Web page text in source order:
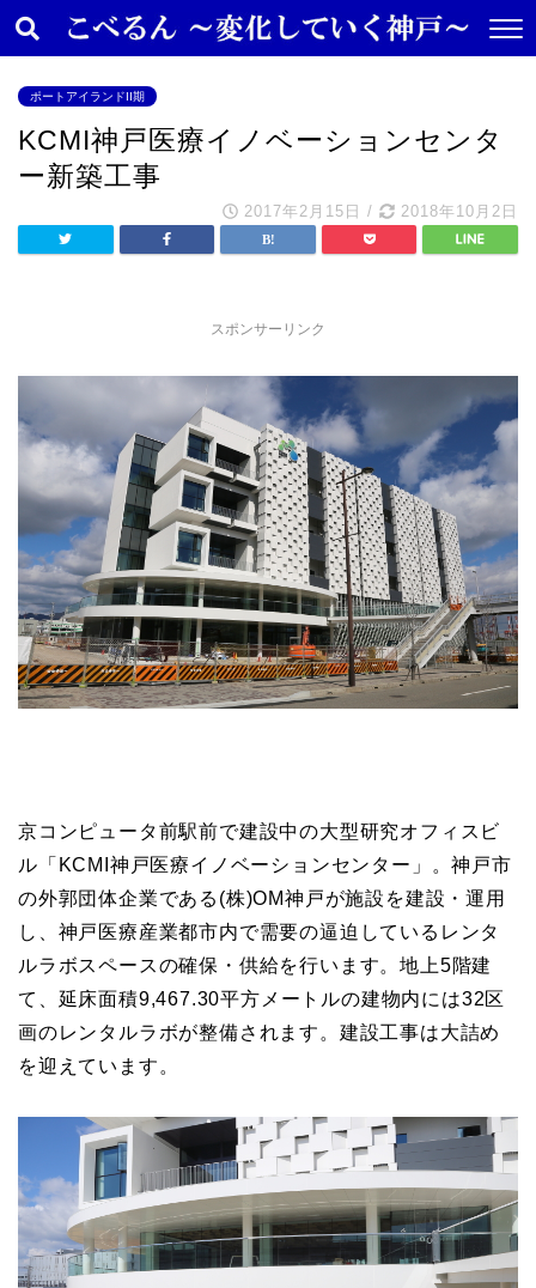
ポートアイランドII期
KCMI神戸医療イノベーションセンタ
ー新築工事
2017年2月15日 / 2018年10月2日
スポンサーリンク
京コンピュータ前駅前で建設中の大型研究オフィスビ
ル「KCMI神戸医療イノベーションセンター」。神戸市
の外郭団体企業である(株)OM神戸が施設を建設・運用
し、神戸医療産業都市内で需要の逼迫しているレンタ
ルラボスペースの確保・供給を行います。地上5階建
て、延床面積9,467.30平方メートルの建物内には32区
画のレンタルラボが整備されます。建設工事は大詰め
を迎えています。